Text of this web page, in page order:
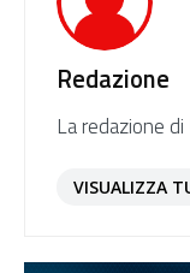
Redazione
La redazione
VISUALIZZA